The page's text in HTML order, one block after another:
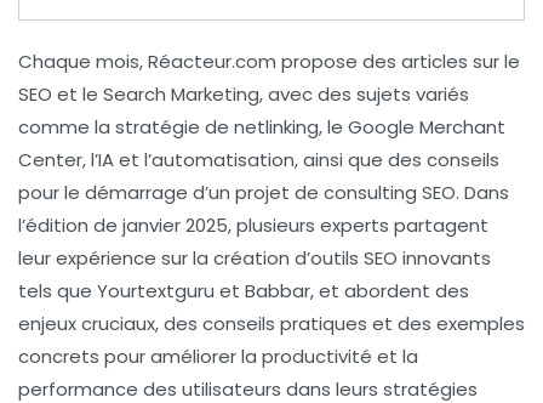
Chaque mois,Réacteur.com propose des articles sur le
SEO et le Search Marketing, avec des sujets variés
comme la stratégie de netlinking, le Google Merchant
Center, l’IA et l’automatisation, ainsi que des conseils
pour le démarrage d’un projet de consulting SEO. Dans
l’édition de janvier 2025, plusieurs experts partagent
leur expérience sur la création d’outils SEO innovants
tels que Yourtextguru et Babbar, et abordent des
enjeux cruciaux, des conseils pratiques et des exemples
concrets pour améliorer la productivité et la
performance des utilisateurs dans leurs stratégies